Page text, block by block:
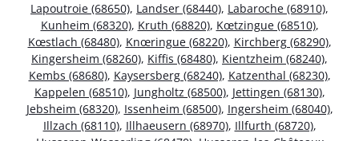
Lapoutroie (68650), Landser (68440), Labaroche (68910),
Kunheim (68320), Kruth (68820), Kœtzingue (68510),
Kœstlach (68480), Knœringue (68220), Kirchberg (68290),
Kingersheim (68260), Kiffis (68480), Kientzheim (68240),
Kembs (68680), Kaysersberg (68240), Katzenthal (68230),
Kappelen (68510), Jungholtz (68500), Jettingen (68130),
Jebsheim (68320), Issenheim (68500), Ingersheim (68040),
Illzach (68110), Illhaeusern (68970), Illfurth (68720),